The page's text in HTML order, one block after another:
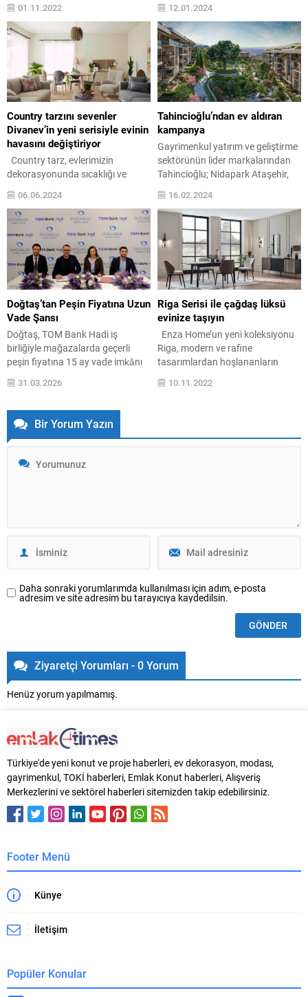
markalı 8 projeyi hayata geçiren
İhlas İnşaat Grubu, aynı bölgede
geliştirdiği Bizim Evler 9 ve Bizim
Evler 10 projelerinin inşaatlarını
tüm hızıyla sürdürüyor. İnşaat
sektöründe 30 yılı aşkın
deneyimiyle 20 binin üzerinde
aileyi ev sahibi yapan ve
yatırımcılarına...
01.11.2022
elde etti. Condé Nast
Johansens, her yıl dünya
genelinde deneyimli ve eğitimli
Local Experts ekibinin en iyi
bağımsız lüks oteller, spa tesisleri
ve mekanları seçtiği saygı
prestijli koleksiyonuna Bayou
Villas’ı dahil etti. Bağımsız...
12.01.2024
Country tarzını sevenler
Divanev’in yeni serisiyle evinin
havasını değiştiriyor
Country tarz, evlerimizin
dekorasyonunda sıcaklığı ve
rahatlığı hissettirerek ferah ve
kullanışlı mekanlar yaratmayı
amaçlar. Ahşap tonların ve açık
renklerin harmanlanmasıyla
oluşan country dekorasyona
ilişkin ipuçları, Divanev ile
sizlerle… Son yıllarda
dekorasyonda klasik country
tarzına modern bir yorum getiren
trendler ön plana çıkıyor. Siz de
evinizde sıcak ve samimi bir...
06.06.2024
Tahincioğlu’ndan ev aldıran
kampanya
Gayrimenkul yatırım ve geliştirme
sektörünün lider markalarından
Tahincioğlu; Nidapark Ataşehir,
Nidapark Çankaya, Nidapark
Çengelköy ve Nidapark
Gündoğan projelerinde geçerli
olacak yeni kampanya ve
avantajlı ödeme seçenekleri
oluşturdu. Kampanya
kapsamında; yüzde 5 taksitli
peşinat, 48 ay 1.99 vade imkanı
sunuluyor. Üstelik Tahincioğlu
bünyesindeki aylık taksitler 6.
ayda ödenmeye başlıyor. ...
16.02.2024
Doğtaş’tan Peşin Fiyatına Uzun
Vade Şansı
Doğtaş, TOM Bank Hadi iş
birliğiyle mağazalarda geçerli
peşin fiyatına 15 ay vade imkânı
sürecinde olanlara bütçelerini
olanağı sağlıyor. Doğtaş, evlilik
hazırlığında olanlar başta olmak
üzere yaşam alanlarını yenilemek
isteyenlere yönelik yeni bir iş
birliğini hayata geçiriyor. TOM
31.03.2026
Riga Serisi ile çağdaş lüksü
evinize taşıyın
Enza Home’un yeni koleksiyonu
Riga, modern ve rafine
tasarımlardan hoşlananların
çizgisi, tasarımdaki incelikli
10.11.2022
Bir Yorum Yazın
Daha sonraki yorumlarımda kullanılması için adım, e-posta
adresim ve site adresim bu tarayıcıya kaydedilsin.
Ziyaretçi Yorumları - 0 Yorum
Henüz yorum yapılmamış.
Türkiye'de yeni konut ve proje haberleri, ev dekorasyon, modası,
gayrimenkul, TOKİ haberleri, Emlak Konut haberleri, Alışveriş
Merkezlerini ve sektörel haberleri sitemizden takip edebilirsiniz.
Footer Menü
Künye
İletişim
Popüler Konular